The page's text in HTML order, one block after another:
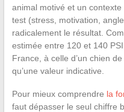
animal motivé et un
test (stress, motivation,
radicalement le résultat.
estimée entre 120 et 140
France, à celle d’un chien
qu’une valeur indicative.
Pour mieux comprendre la
faut dépasser le seul chiffre